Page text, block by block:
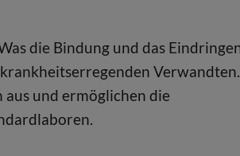
die Bindung und das
Verwandten.
aus und ermöglichen die